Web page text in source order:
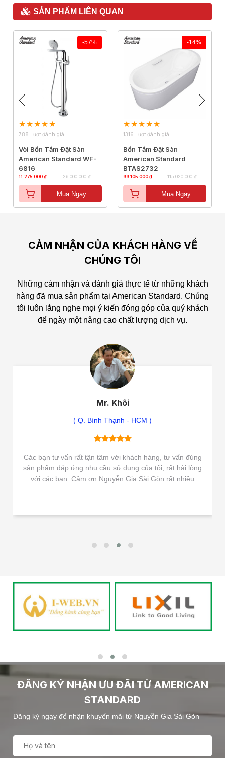
SẢN PHẨM LIÊN QUAN
-57%
788 Lượt đánh giá
Vòi Bồn Tắm Đặt Sàn
American Standard WF-
6816
11.275.000 ₫ 26.000.000 ₫
Mua Ngay
-14%
1316 Lượt đánh giá
Bồn Tắm Đặt Sàn
American Standard
BTAS2732
99.105.000 ₫ 115.020.000 ₫
Mua Ngay
CẢM NHẬN CỦA KHÁCH HÀNG VỀ
CHÚNG TÔI
Những cảm nhận và đánh giá thực tế từ những khách
hàng đã mua sản phẩm tại American Standard. Chúng
tôi luôn lắng nghe mọi ý kiến đóng góp của quý khách
để ngày một nâng cao chất lượng dịch vụ.
Mr. Khôi
( Q. Bình Thạnh - HCM )
Các bạn tư vấn rất tận tâm với khách hàng, tư vấn đúng
sản phẩm đáp ứng nhu cầu sử dụng của tôi, rất hài lòng
với các bạn. Cảm ơn Nguyễn Gia Sài Gòn rất nhiều
ĐĂNG KÝ NHẬN ƯU ĐÃI TỪ AMERICAN
STANDARD
Đăng ký ngay để nhận khuyến mãi từ Nguyễn Gia Sài Gòn